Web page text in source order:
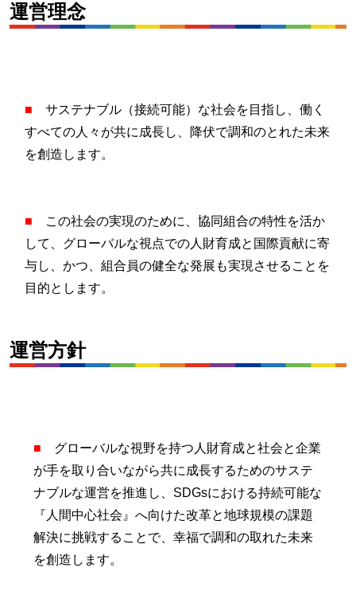
運営理念
■ サステナブル（接続可能）な社会を目指し、働く
すべての人々が共に成長し、降伏で調和のとれた未来
を創造します。
■ この社会の実現のために、協同組合の特性を活か
して、グローバルな視点での人財育成と国際貢献に寄
与し、かつ、組合員の健全な発展も実現させることを
目的とします。
運営方針
■ グローバルな視野を持つ人財育成と社会と企業
が手を取り合いながら共に成長するためのサステ
ナブルな運営を推進し、SDGsにおける持続可能な
『人間中心社会』へ向けた改革と地球規模の課題
解決に挑戦することで、幸福で調和の取れた未来
を創造します。